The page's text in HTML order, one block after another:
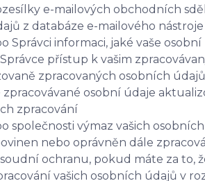
e-mailových obchodních
z databáze e-mailového nástroje
Správci informaci, jaké vaše
přístup k vašim
zpracovaných osobních
zpracovávané osobní údaje
zpracování
společnosti výmaz vašich
nebo oprávněn dále
ochranu, pokud máte za to,
vašich osobních údajů v